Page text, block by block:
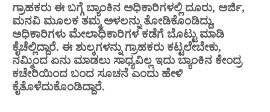
ಗ್ರಾಹಕರು ಈ ಬಗ್ಗೆ ಬ್ಯಾಂಕಿನ ಅಧಿಕಾರಿಗಳಲ್ಲಿ ದೂರು, ಅರ್ಜಿ,
ಮನವಿ ಮೂಲಕ ತಮ್ಮ ಅಳಲನ್ನು ತೋಡಿಕೊಂಡಿದ್ದು,
ಅಧಿಕಾರಿಗಳು ಮೇಲಾಧಿಕಾರಿಗಳ ಕಡೆಗೆ ಬೊಟ್ಟು ಮಾಡಿ
ಕೈಚೆಲ್ಲಿದ್ದಾರೆ. ಈ ಶುಲ್ಕಗಳನ್ನು ಗ್ರಾಹಕರು ಕಟ್ಟಲೇಬೇಕು,
ನಮ್ಮಿಂದ ಏನು ಮಾಡಲು ಸಾಧ್ಯವಿಲ್ಲ ಇದು ಬ್ಯಾಂಕಿನ ಕೇಂದ್ರ
ಕಚೇರಿಯಿಂದ ಬಂದ ಸೂಚನೆ ಎಂದು ಹೇಳಿ
ಕೈತೊಳೆದುಕೊಂಡಿದ್ದಾರೆ.